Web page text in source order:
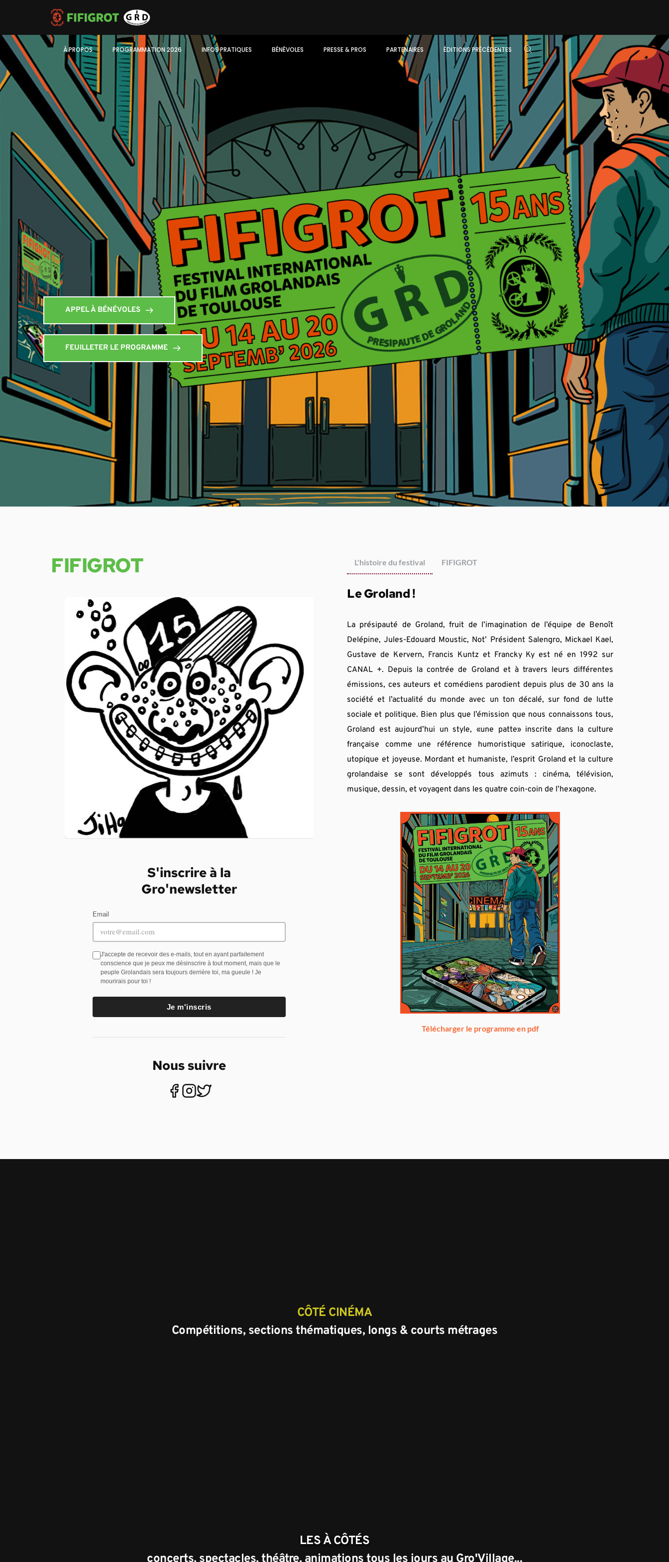
À PROPOS PROGRAMMATION 2026 INFOS PRATIQUES BÉNÉVOLES PRESSE & PROS PARTENAIRES ÉDITIONS PRÉCÉDENTES
APPEL À BÉNÉVOLES
FEUILLETER LE PROGRAMME
FIFIGROT
S'inscrire à la
Gro'newsletter
Email
J'accepte de recevoir des e-mails, tout en ayant parfaitement
conscience que je peux me désinscrire à tout moment, mais que le
peuple Grolandais sera toujours derrière toi, ma gueule ! Je
mourirais pour toi !
Je m'inscris
Nous suivre
L'histoire du festival FIFIGROT
Le Groland !
La présipauté de Groland, fruit de l’imagination de l’équipe de Benoît
Delépine, Jules-Edouard Moustic, Not’ Président Salengro, Mickael Kael,
Gustave de Kervern, Francis Kuntz et Francky Ky est né en 1992 sur
CANAL +. Depuis la contrée de Groland et à travers leurs différentes
émissions, ces auteurs et comédiens parodient depuis plus de 30 ans la
société et l’actualité du monde avec un ton décalé, sur fond de lutte
sociale et politique. Bien plus que l’émission que nous connaissons tous,
Groland est aujourd’hui un style, «une patte» inscrite dans la culture
française comme une référence humoristique satirique, iconoclaste,
utopique et joyeuse. Mordant et humaniste, l’esprit Groland et la culture
grolandaise se sont développés tous azimuts : cinéma, télévision,
musique, dessin, et voyagent dans les quatre coin-coin de l’hexagone.
Télécharger le programme en pdf
CÔTÉ CINÉMA
Compétitions, sections thématiques, longs & courts métrages
LES À CÔTÉS